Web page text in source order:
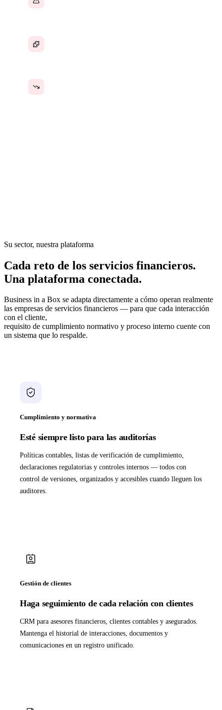
Su sector, nuestra plataforma
Cada reto de los servicios financieros.
Una plataforma conectada.
Business in a Box se adapta directamente a cómo operan realmente
las empresas de servicios financieros — para que cada interacción
con el cliente,
requisito de cumplimiento normativo y proceso interno cuente con
un sistema que lo respalde.
Cumplimiento y normativa
Esté siempre listo para las auditorías
Políticas contables, listas de verificación de cumplimiento,
declaraciones regulatorias y controles internos — todos con
control de versiones, organizados y accesibles cuando lleguen los
auditores.
Gestión de clientes
Haga seguimiento de cada relación con clientes
CRM para asesores financieros, clientes contables y asegurados.
Mantenga el historial de interacciones, documentos y
comunicaciones en un registro unificado.